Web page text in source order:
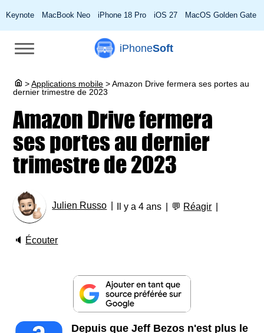
Keynote MacBook Neo iPhone 18 Pro iOS 27 MacOS Golden Gate
iPhoneSoft
> Applications mobile >Amazon Drive fermera ses portes au
dernier trimestre de 2023
Amazon Drive fermera
ses portes au dernier
trimestre de 2023
Julien Russo Il y a 4 ans 💬 Réagir
🔈 Écouter
Depuis que Jeff Bezos n'est plus le